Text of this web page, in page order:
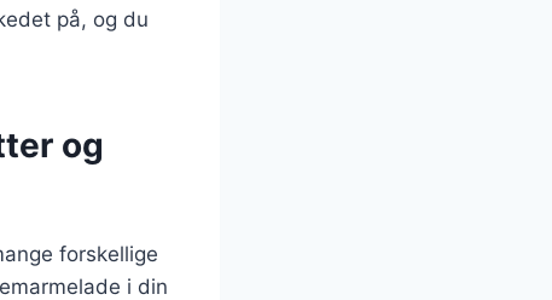
på, og du
og
forskellige
i din